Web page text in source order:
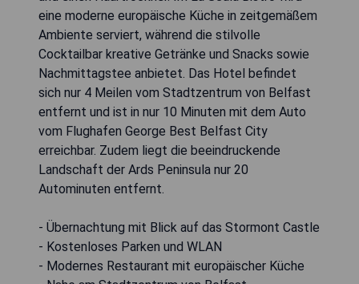
eine moderne europäische Küche in zeitgemäßem
Ambiente serviert, während die stilvolle
Cocktailbar kreative Getränke und Snacks sowie
Nachmittagstee anbietet. Das Hotel befindet
sich nur 4 Meilen vom Stadtzentrum von Belfast
entfernt und ist in nur 10 Minuten mit dem Auto
vom Flughafen George Best Belfast City
erreichbar. Zudem liegt die beeindruckende
Landschaft der Ards Peninsula nur 20
Autominuten entfernt.
- Übernachtung mit Blick auf das Stormont Castle
- Kostenloses Parken und WLAN
- Modernes Restaurant mit europäischer Küche